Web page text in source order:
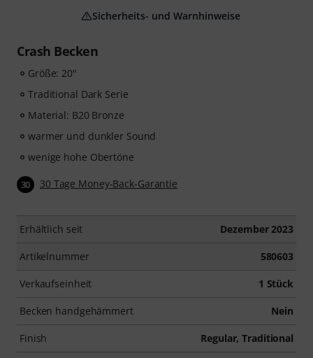
Crash Becken
Größe: 20"
Traditional Dark Serie
Material: B20 Bronze
warmer und dunkler Sound
wenige hohe Obertöne
30 30 Tage Money-Back-Garantie
Erhältlich seit Dezember 2023
Artikelnummer 580603
Verkaufseinheit 1 Stück
Becken handgehämmert Nein
Finish Regular, Traditional
Sicherheits- und Warnhinweise